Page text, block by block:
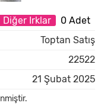
Diğer Irklar
0 Adet
Toptan Satış
22522
21 Şubat 2025